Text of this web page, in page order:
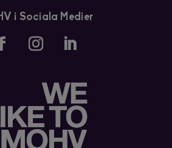
i Sociala Medier